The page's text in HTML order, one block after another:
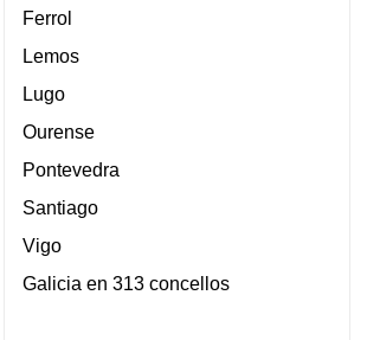
Ferrol
Lemos
Lugo
Ourense
Pontevedra
Santiago
Vigo
Galicia en 313 concellos